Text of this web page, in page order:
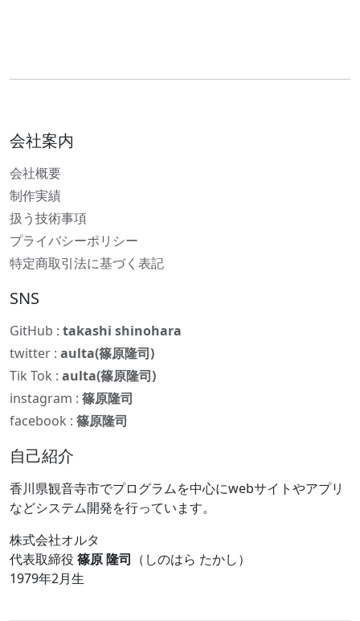
会社案内
会社概要
制作実績
扱う技術事項
プライバシーポリシー
特定商取引法に基づく表記
SNS
GitHub : takashi shinohara
twitter : aulta(篠原隆司)
Tik Tok : aulta(篠原隆司)
instagram : 篠原隆司
facebook : 篠原隆司
自己紹介
香川県観音寺市でプログラムを中心にwebサイトやアプリ
などシステム開発を行っています。
株式会社オルタ
代表取締役 篠原 隆司 （しのはら たかし）
1979年2月生